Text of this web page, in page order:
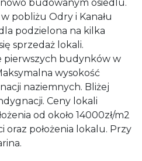
budowanym osiedlu.
pobliżu Odry i Kanału
podzielona na kilka
sprzedaż lokali.
pierwszych budynków w
wysokość
naziemnych. Bliżej
Ceny lokali
od około 14000zł/m2
oraz położenia lokalu. Przy